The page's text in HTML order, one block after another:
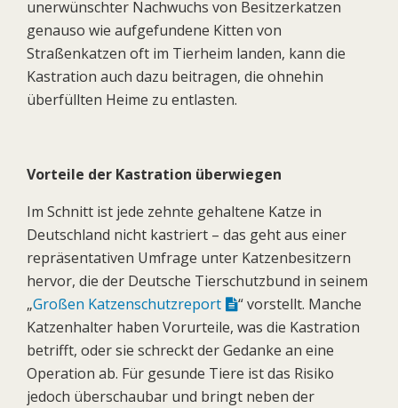
unerwünschter Nachwuchs von Besitzerkatzen
genauso wie aufgefundene Kitten von
Straßenkatzen oft im Tierheim landen, kann die
Kastration auch dazu beitragen, die ohnehin
überfüllten Heime zu entlasten.
Vorteile der Kastration überwiegen
Im Schnitt ist jede zehnte gehaltene Katze in
Deutschland nicht kastriert – das geht aus einer
repräsentativen Umfrage unter Katzenbesitzern
hervor, die der Deutsche Tierschutzbund in seinem
„Großen Katzenschutzreport
“ vorstellt. Manche
Katzenhalter haben Vorurteile, was die Kastration
betrifft, oder sie schreckt der Gedanke an eine
Operation ab. Für gesunde Tiere ist das Risiko
jedoch überschaubar und bringt neben der